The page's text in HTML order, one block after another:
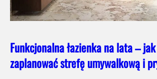
Funkcjonalna łazienka na lata –
zaplanować strefę umywalkową i